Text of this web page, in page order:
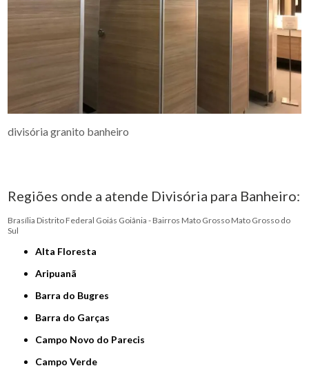
divisória granito banheiro
Regiões onde a atende Divisória para Banheiro:
Brasília Distrito Federal Goiás Goiânia - Bairros Mato Grosso Mato Grosso do
Sul
Alta Floresta
Aripuanã
Barra do Bugres
Barra do Garças
Campo Novo do Parecis
Campo Verde